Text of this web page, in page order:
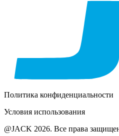
Политика конфиденциальности
Условия использования
@JACK 2026. Все права